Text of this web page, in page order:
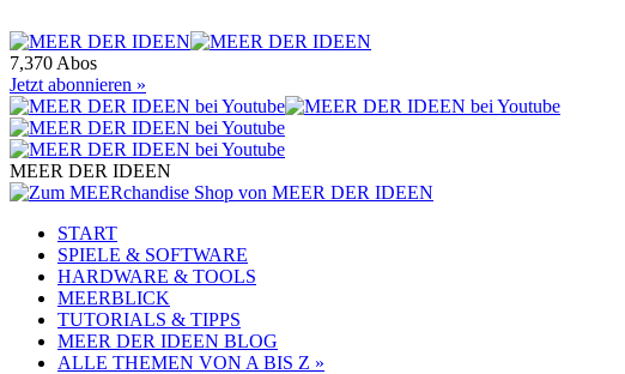
7,370 Abos
Jetzt abonnieren »
MEER DER IDEEN
START
SPIELE & SOFTWARE
HARDWARE & TOOLS
MEERBLICK
TUTORIALS & TIPPS
MEER DER IDEEN BLOG
ALLE THEMEN VON A BIS Z »